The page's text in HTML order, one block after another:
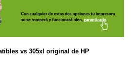
vs 305xl original de HP